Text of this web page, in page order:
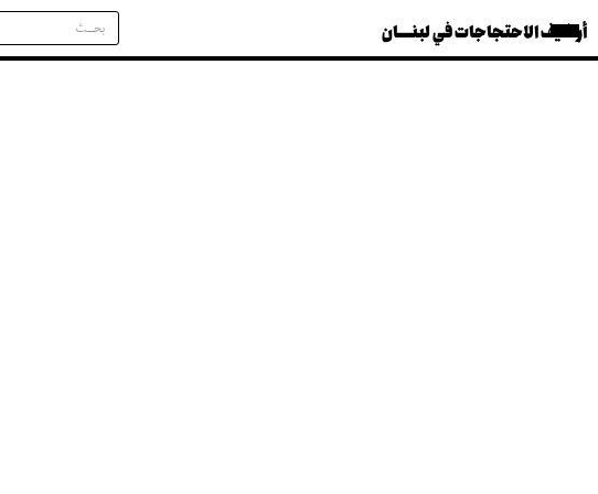
أرشيف الاحتجاجات في لبنــــان